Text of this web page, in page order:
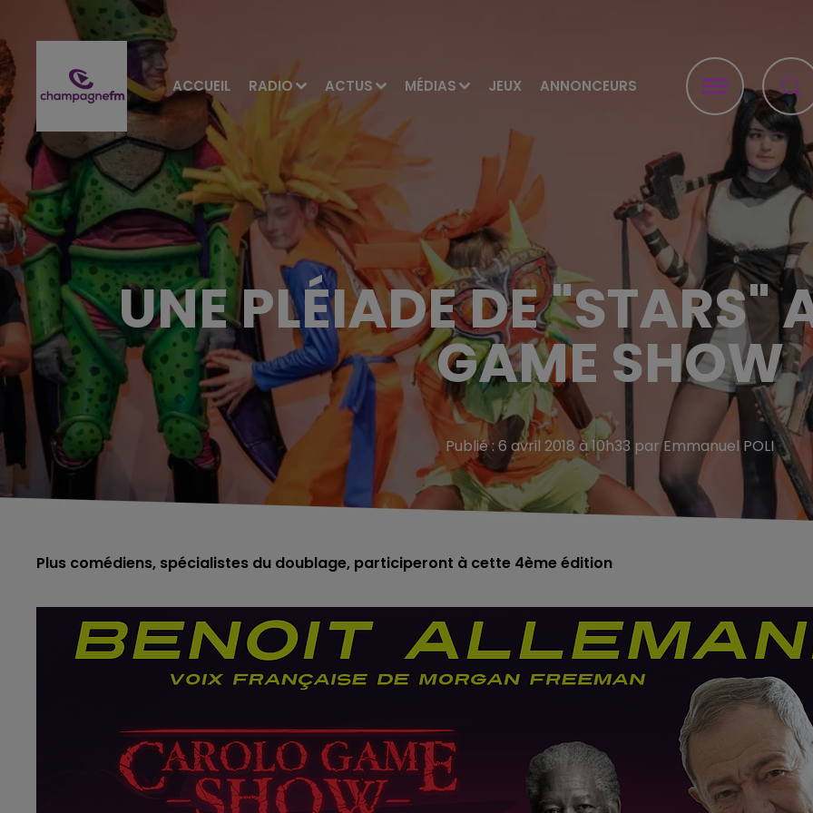
ACCUEIL RADIO ACTUS MÉDIAS JEUX ANNONCEURS
UNE PLÉIADE DE "STARS"
GAME SHOW
Publié : 6 avril 2018 à 10h33 par Emmanuel POLI
Plus comédiens, spécialistes du doublage, participeront à cette 4ème édition